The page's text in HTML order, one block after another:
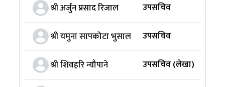
श्री अर्जुन प्रसाद रिजाल उपसचिव
श्री यमुना सापकोटा भुसाल उपसचिव
श्री शिवहरि न्यौपाने उपसचिव (लेखा)